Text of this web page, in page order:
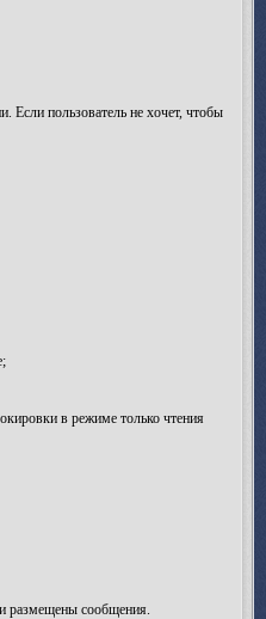
Если пользователь не хочет, чтобы
в режиме только чтения
размещены сообщения.